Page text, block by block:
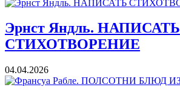
Эрнст Яндль. НАПИСАТЬ
СТИХОТВОРЕНИЕ
04.04.2026